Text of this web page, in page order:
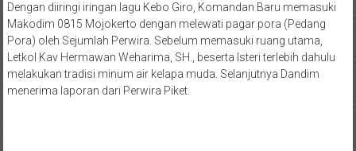
Dengan diiringi iringan lagu Kebo Giro, Komandan Baru memasuki
Makodim 0815 Mojokerto dengan melewati pagar pora (Pedang
Pora) oleh Sejumlah Perwira. Sebelum memasuki ruang utama,
Letkol Kav Hermawan Weharima, SH., beserta Isteri terlebih dahulu
melakukan tradisi minum air kelapa muda. Selanjutnya Dandim
menerima laporan dari Perwira Piket.